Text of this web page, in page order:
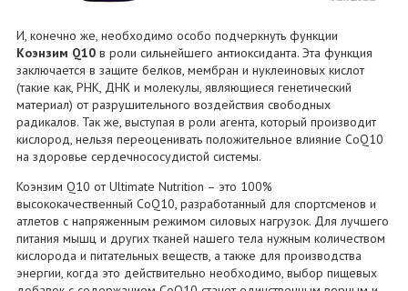
И, конечно же, необходимо особо подчеркнуть функции
Коэнзим Q10 в роли сильнейшего антиоксиданта. Эта функция
заключается в защите белков, мембран и нуклеиновых кислот
(такие как, РНК, ДНК и молекулы, являющиеся генетический
материал) от разрушительного воздействия свободных
радикалов. Так же, выступая в роли агента, который производит
кислород, нельзя переоценивать положительное влияние CoQ10
на здоровье сердечнососудистой системы.
Коэнзим Q10 от Ultimate Nutrition – это 100%
высококачественный CoQ10, разработанный для спортсменов и
атлетов с напряженным режимом силовых нагрузок. Для лучшего
питания мышц и других тканей нашего тела нужным количеством
кислорода и питательных веществ, а также для производства
энергии, когда это действительно необходимо, выбор пищевых